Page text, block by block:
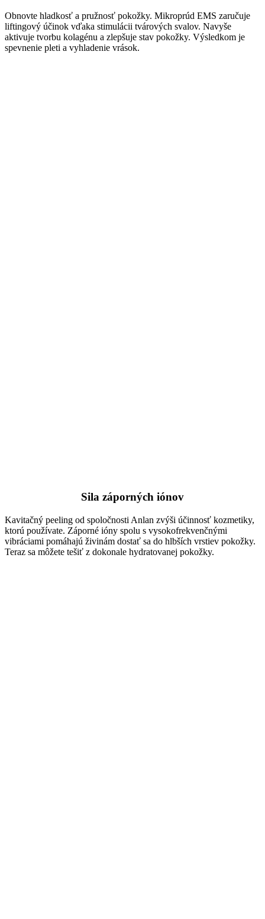
Obnovte hladkosť a pružnosť pokožky. Mikroprúd EMS zaručuje
liftingový účinok vďaka stimulácii tvárových svalov. Navyše
aktivuje tvorbu kolagénu a zlepšuje stav pokožky. Výsledkom je
spevnenie pleti a vyhladenie vrások.
Sila záporných iónov
Kavitačný peeling od spoločnosti Anlan zvýši účinnosť kozmetiky,
ktorú používate. Záporné ióny spolu s vysokofrekvenčnými
vibráciami pomáhajú živinám dostať sa do hlbších vrstiev pokožky.
Teraz sa môžete tešiť z dokonale hydratovanej pokožky.